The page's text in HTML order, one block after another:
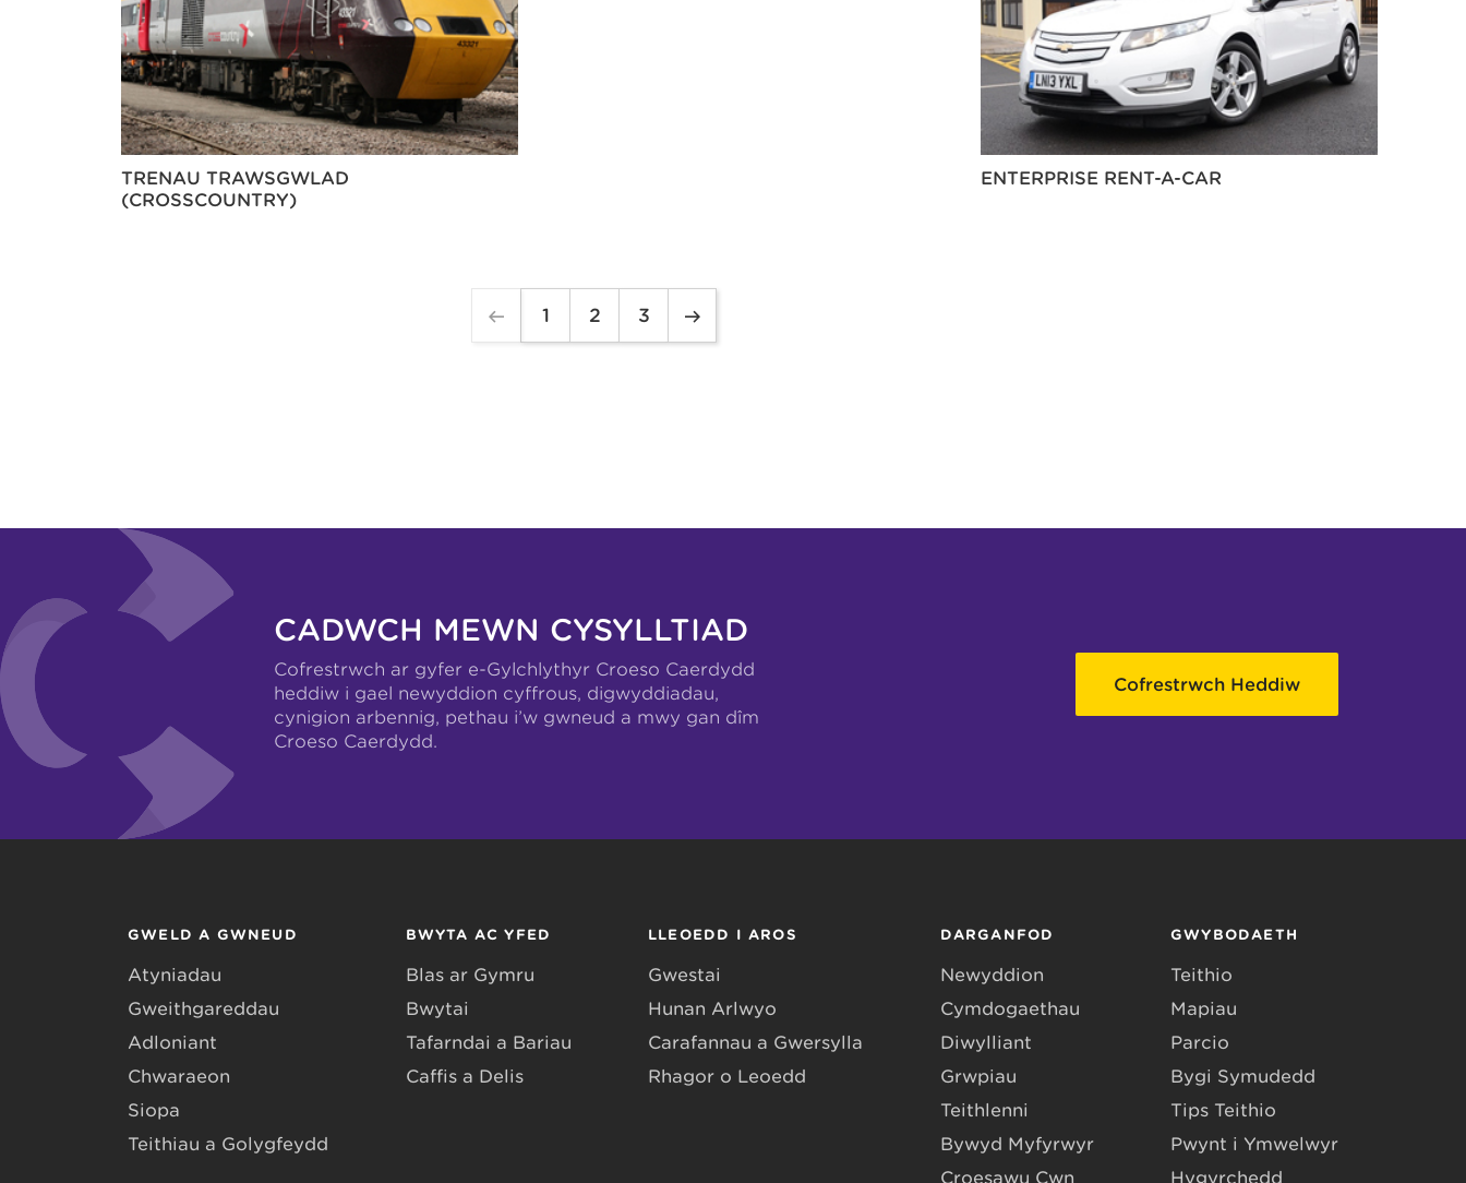
TRENAU TRAWSGWLAD
(CROSSCOUNTRY)
ENTERPRISE RENT-A-CAR
1 2 3
CADWCH MEWN CYSYLLTIAD
Cofrestrwch ar gyfer e-Gylchlythyr Croeso Caerdydd
heddiw i gael newyddion cyffrous, digwyddiadau,
cynigion arbennig, pethau i’w gwneud a mwy gan dîm
Croeso Caerdydd.
Cofrestrwch Heddiw
GWELD A GWNEUD
Atyniadau
Gweithgareddau
Adloniant
Chwaraeon
Siopa
Teithiau a Golygfeydd
BWYTA AC YFED
Blas ar Gymru
Bwytai
Tafarndai a Bariau
Caffis a Delis
LLEOEDD I AROS
Gwestai
Hunan Arlwyo
Carafannau a Gwersylla
Rhagor o Leoedd
DARGANFOD
Newyddion
Cymdogaethau
Diwylliant
Grwpiau
Teithlenni
Bywyd Myfyrwyr
Croesawu Cŵn
GWYBODAETH
Teithio
Mapiau
Parcio
Bygi Symudedd
Tips Teithio
Pwynt i Ymwelwyr
Hygyrchedd